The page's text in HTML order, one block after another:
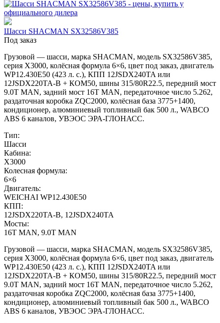
Шасси SHACMAN SX32586V385
Под заказ
Грузовой — шасси, марка SHACMAN, модель SX32586V385,
серия X3000, колёсная формула 6×6, цвет под заказ, двигатель
WP12.430E50 (423 л. с.), КПП 12JSDX240TA или
12JSDX220TA-B + КОМ50, шины 315/80R22.5, передний мост
9.0T MAN, задний мост 16T MAN, передаточное число 5.262,
раздаточная коробка ZQC2000, колёсная база 3775+1400,
кондиционер, алюминиевый топливный бак 500 л., WABCO
ABS 6 каналов, УВЭОС ЭРА-ГЛОНАСС.
Тип:
Шасси
Кабина:
X3000
Колесная формула:
6×6
Двигатель:
WEICHAI WP12.430E50
КПП:
12JSDX220TA-B, 12JSDX240TA
Мосты:
16T MAN, 9.0T MAN
Грузовой — шасси, марка SHACMAN, модель SX32586V385,
серия X3000, колёсная формула 6×6, цвет под заказ, двигатель
WP12.430E50 (423 л. с.), КПП 12JSDX240TA или
12JSDX220TA-B + КОМ50, шины 315/80R22.5, передний мост
9.0T MAN, задний мост 16T MAN, передаточное число 5.262,
раздаточная коробка ZQC2000, колёсная база 3775+1400,
кондиционер, алюминиевый топливный бак 500 л., WABCO
ABS 6 каналов, УВЭОС ЭРА-ГЛОНАСС.